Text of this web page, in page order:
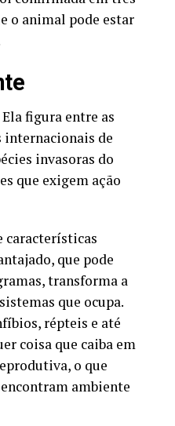
o animal pode estar
figura entre as
internacionais de
invasoras do
que exigem ação
características
que pode
transforma a
que ocupa.
répteis e até
coisa que caiba em
o que
ambiente